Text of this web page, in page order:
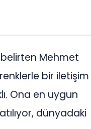
belirten Mehmet
bir iletişim
Ona en uygun
dünyadaki